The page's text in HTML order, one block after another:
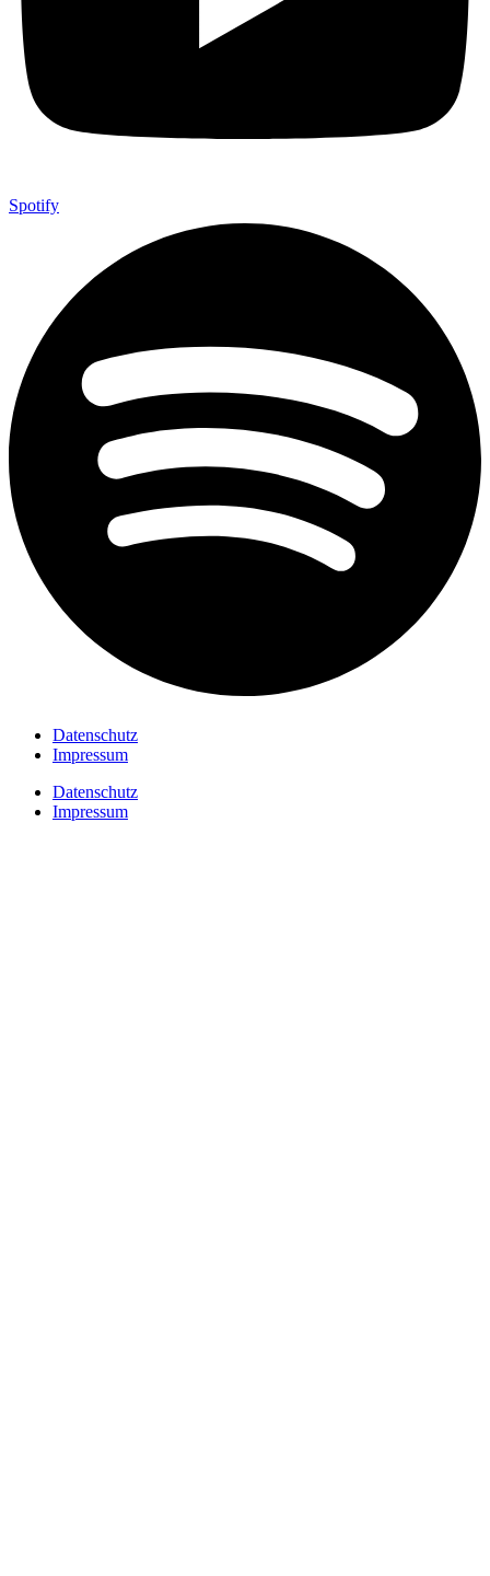
Spotify
Datenschutz
Impressum
Datenschutz
Impressum